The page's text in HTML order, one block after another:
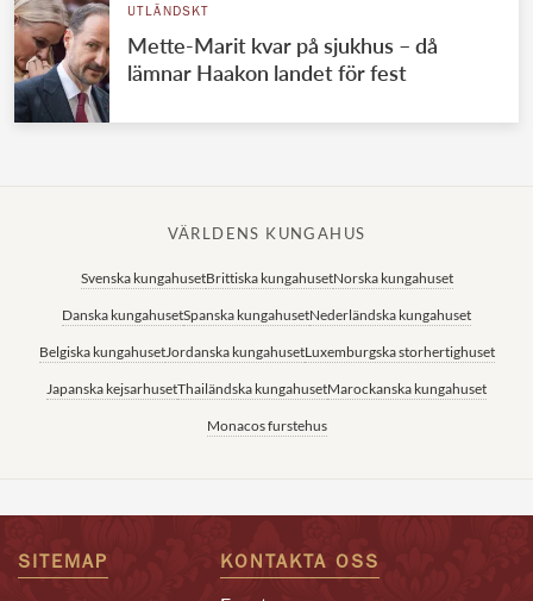
UTLÄNDSKT
Mette-Marit kvar på sjukhus – då
lämnar Haakon landet för fest
VÄRLDENS KUNGAHUS
Svenska kungahusetBrittiska kungahusetNorska kungahuset
Danska kungahusetSpanska kungahusetNederländska kungahuset
Belgiska kungahusetJordanska kungahusetLuxemburgska storhertighuset
Japanska kejsarhusetThailändska kungahusetMarockanska kungahuset
Monacos furstehus
SITEMAP KONTAKTA OSS